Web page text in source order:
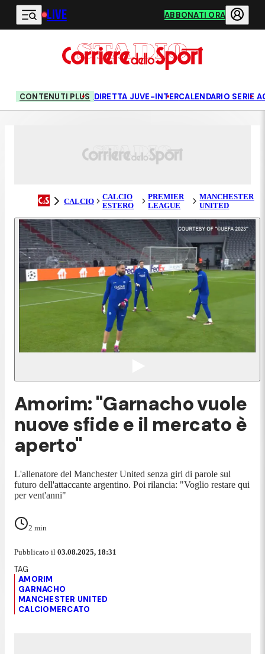
Vai al contenuto principale
LIVE ABBONATI ORA
CONTENUTI PLUS DIRETTA JUVE-INTERCALENDARIO SERIE A
CALCIO
CALCIO
ESTERO
PREMIER
LEAGUE
MANCHESTER
UNITED
Amorim: "Garnacho vuole
nuove sfide e il mercato è
aperto"
L'allenatore del Manchester United senza giri di parole sul
futuro dell'attaccante argentino. Poi rilancia: "Voglio restare qui
per vent'anni"
2 min
Pubblicato il 03.08.2025, 18:31
AMORIM
GARNACHO
MANCHESTER UNITED
CALCIOMERCATO